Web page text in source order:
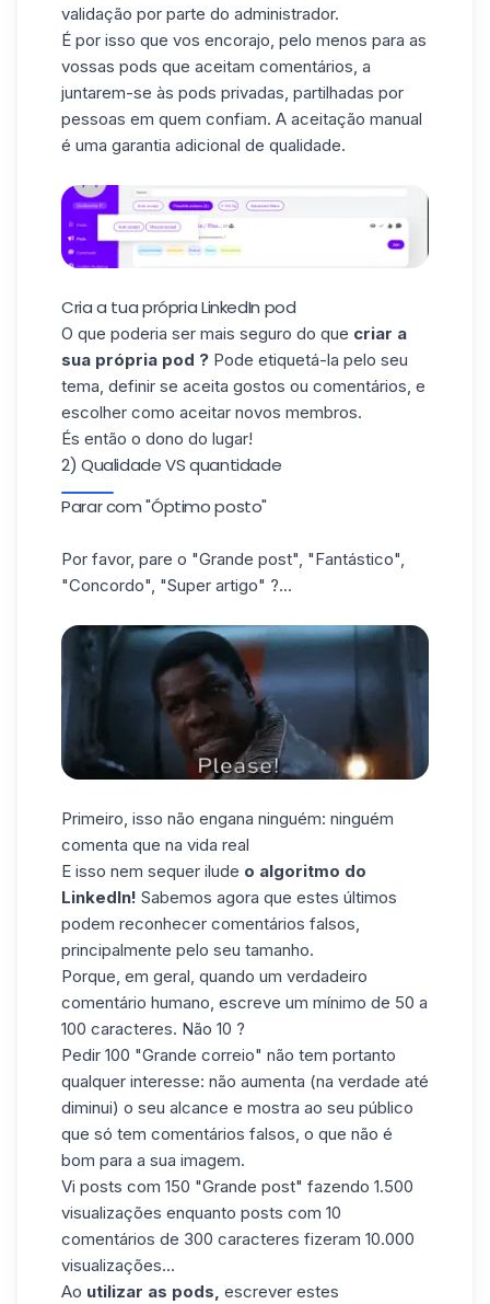
validação por parte do administrador.
É por isso que vos encorajo, pelo menos para as
vossas pods que aceitam comentários, a
juntarem-se às pods privadas, partilhadas por
pessoas em quem confiam. A aceitação manual
é uma garantia adicional de qualidade.
Cria a tua própria LinkedIn pod
O que poderia ser mais seguro do que criar a
sua própria pod ? Pode etiquetá-la pelo seu
tema, definir se aceita gostos ou comentários, e
escolher como aceitar novos membros.
És então o dono do lugar!
2) Qualidade VS quantidade
Parar com "Óptimo posto"
Por favor, pare o "Grande post", "Fantástico",
"Concordo", "Super artigo" ?...
Primeiro, isso não engana ninguém: ninguém
comenta que na vida real
E isso nem sequer ilude o algoritmo do
LinkedIn! Sabemos agora que estes últimos
podem reconhecer comentários falsos,
principalmente pelo seu tamanho.
Porque, em geral, quando um verdadeiro
comentário humano, escreve um mínimo de 50 a
100 caracteres. Não 10 ?
Pedir 100 "Grande correio" não tem portanto
qualquer interesse: não aumenta (na verdade até
diminui) o seu alcance e mostra ao seu público
que só tem comentários falsos, o que não é
bom para a sua imagem.
Vi posts com 150 "Grande post" fazendo 1.500
visualizações enquanto posts com 10
comentários de 300 caracteres fizeram 10.000
visualizações...
Ao utilizar as pods, escrever estes